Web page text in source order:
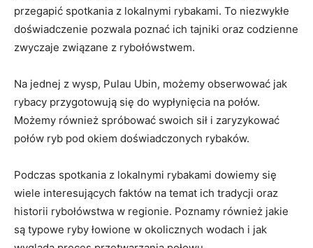
‍przegapić spotkania ⁤z lokalnymi ⁤rybakami. To niezwykłe
doświadczenie pozwala poznać ich ⁢tajniki ‌oraz⁤ codzienne
zwyczaje związane z rybołówstwem.
Na jednej z wysp, ‍Pulau ‍Ubin, możemy obserwować jak
⁢rybacy przygotowują się do wypłynięcia na połów.
Możemy również spróbować swoich sił‍ i​ zaryzykować
połów ryb pod ‍okiem doświadczonych⁣ rybaków.
Podczas spotkania z​ lokalnymi ‍rybakami​ dowiemy się
wiele⁢ interesujących faktów na temat ⁤ich ⁢tradycji oraz
⁤historii rybołówstwa ⁤w regionie. Poznamy również jakie
są typowe​ ryby łowione w ⁣okolicznych‍ wodach i jak